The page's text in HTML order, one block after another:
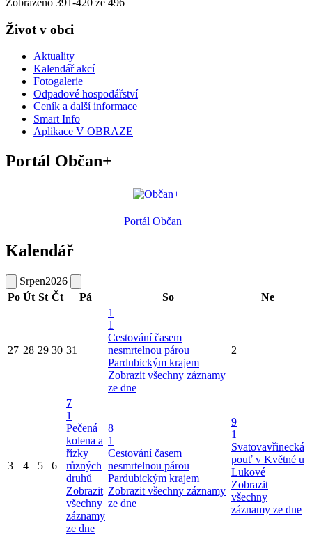
Zobrazeno 391 -420 ze 496
Život v obci
Aktuality
Kalendář akcí
Fotogalerie
Odpadové hospodářství
Ceník a další informace
Smart Info
Aplikace V OBRAZE
Portál Občan+
Portál Občan+
Kalendář
Srpen2026
Po Út St Čt Pá So Ne
27 28 29 30 31
1
1
Cestování časem
nesmrtelnou párou
Pardubickým krajem
Zobrazit všechny záznamy
ze dne
2
3 4 5 6
7
1
Pečená
kolena a
řízky
různých
druhů
Zobrazit
všechny
záznamy
ze dne
8
1
Cestování časem
nesmrtelnou párou
Pardubickým krajem
Zobrazit všechny záznamy
ze dne
9
1
Svatovavřinecká
pouť v Květné u
Lukové
Zobrazit
všechny
záznamy ze dne